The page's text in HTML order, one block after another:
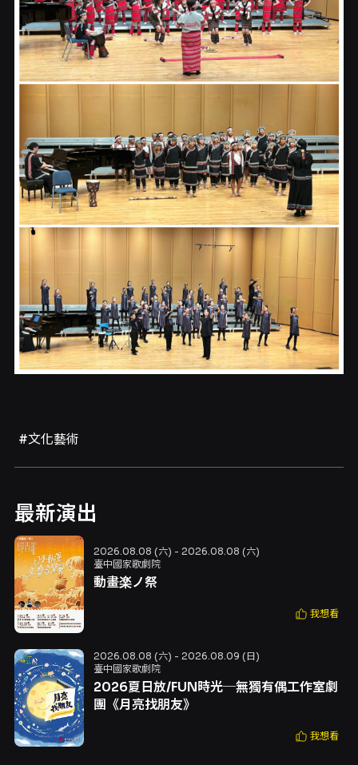
#文化藝術
最新演出
2026.08.08 (六) - 2026.08.08 (六)
臺中國家歌劇院
動畫楽ノ祭
我想看
2026.08.08 (六) - 2026.08.09 (日)
臺中國家歌劇院
2026夏日放/FUN時光─無獨有偶工作室劇
團《月亮找朋友》
我想看